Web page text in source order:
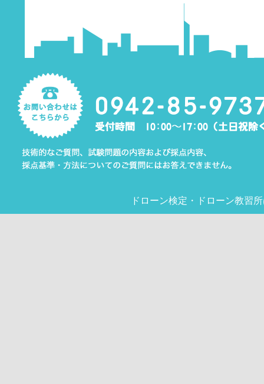
ドローン検定 ・ ドローン教習所